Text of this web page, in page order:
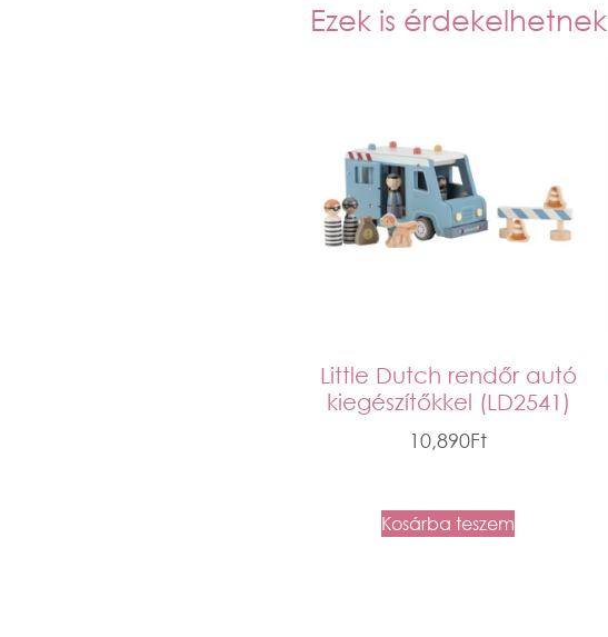
Ezek is érdekelhetnek
Little Dutch rendőr autó
kiegészítőkkel (LD2541)
10,890Ft
Kosárba teszem